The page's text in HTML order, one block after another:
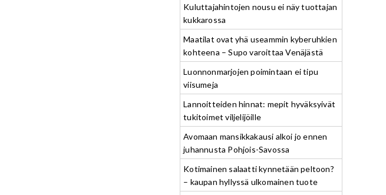
Kuluttajahintojen nousu ei näy tuottajan
kukkarossa
Maatilat ovat yhä useammin kyberuhkien
kohteena – Supo varoittaa Venäjästä
Luonnonmarjojen poimintaan ei tipu
viisumeja
Lannoitteiden hinnat: mepit hyväksyivät
tukitoimet viljelijöille
Avomaan mansikkakausi alkoi jo ennen
juhannusta Pohjois-Savossa
Kotimainen salaatti kynnetään peltoon?
– kaupan hyllyssä ulkomainen tuote